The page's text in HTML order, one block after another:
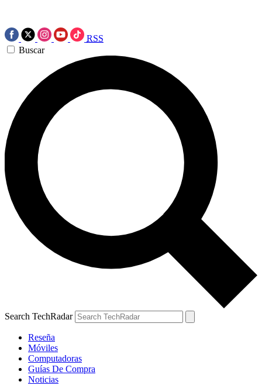
RSS
Buscar
Search TechRadar
Reseña
Móviles
Computadoras
Guías De Compra
Noticias